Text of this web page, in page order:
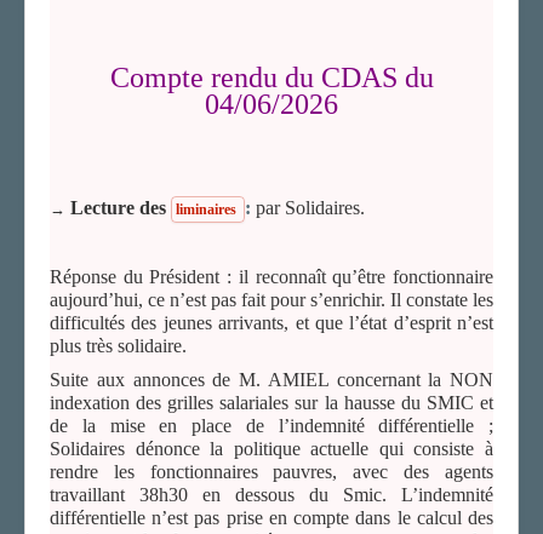
Compte rendu du CDAS du
04/06/2026
→ Lecture des liminaires : par Solidaires.
Réponse du Président : il reconnaît qu’être fonctionnaire
aujourd’hui, ce n’est pas fait pour s’enrichir. Il constate les
difficultés des jeunes arrivants, et que l’état d’esprit n’est
plus très solidaire.
Suite aux annonces de M. AMIEL concernant la NON
indexation des grilles salariales sur la hausse du SMIC et
de la mise en place de l’indemnité différentielle ;
Solidaires dénonce la politique actuelle qui consiste à
rendre les fonctionnaires pauvres, avec des agents
travaillant 38h30 en dessous du Smic. L’indemnité
différentielle n’est pas prise en compte dans le calcul des